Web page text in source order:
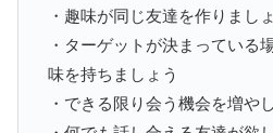
・趣味が同じ友達を作りまし
・ターゲットが決まっている
味を持ちましょう
・できる限り会う機会を増や